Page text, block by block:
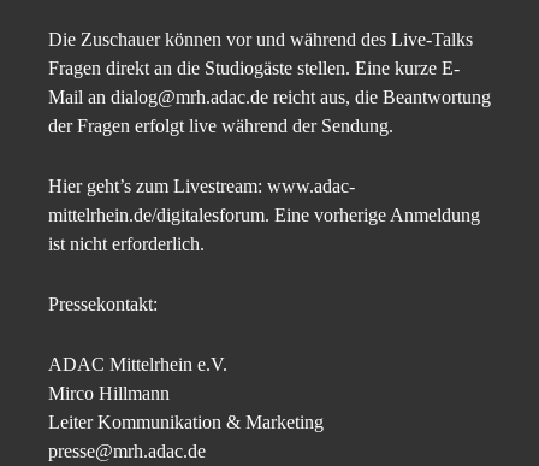
Die Zuschauer können vor und während des Live-Talks
Fragen direkt an die Studiogäste stellen. Eine kurze E-
Mail an dialog@mrh.adac.de reicht aus, die Beantwortung
der Fragen erfolgt live während der Sendung.
Hier geht’s zum Livestream: www.adac-
mittelrhein.de/digitalesforum. Eine vorherige Anmeldung
ist nicht erforderlich.
Pressekontakt:
ADAC Mittelrhein e.V.
Mirco Hillmann
Leiter Kommunikation & Marketing
presse@mrh.adac.de